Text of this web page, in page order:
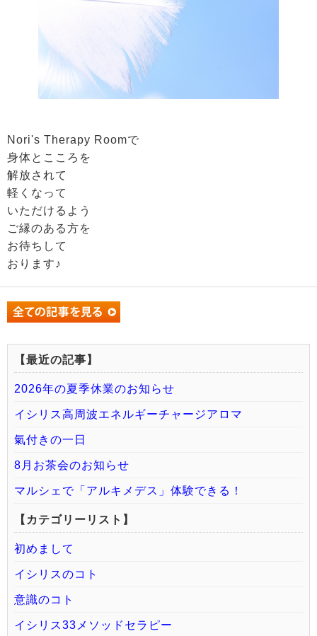
Nori's Therapy Roomで
身体とこころを
解放されて
軽くなって
いただけるよう
ご縁のある方を
お待ちして
おります♪
【最近の記事】
2026年の夏季休業のお知らせ
イシリス高周波エネルギーチャージアロマ
氣付きの一日
8月お茶会のお知らせ
マルシェで「アルキメデス」体験できる！
【カテゴリーリスト】
初めまして
イシリスのコト
意識のコト
イシリス33メソッドセラピー